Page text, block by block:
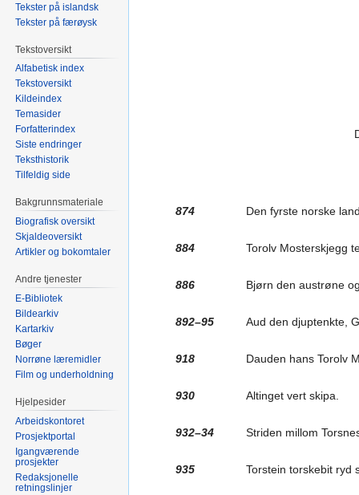
874 Den fyrste norske
884 Torolv Mosterskjegg
886 Bjørn den austrøne
892–95 Aud den djuptenkte,
918 Dauden hans Torolv
930 Altinget vert skipa.
932–34 Striden millom
935 Torstein torskebit ryd
Tekster på islandsk
Tekster på færøysk
Tekstoversikt
Alfabetisk index
Tekstoversikt
Kildeindex
Temasider
Forfatterindex
Siste endringer
Teksthistorik
Tilfeldig side
Bakgrunnsmateriale
Biografisk oversikt
Skjaldeoversikt
Artikler og bokomtaler
Andre tjenester
E-Bibliotek
Bildearkiv
Kartarkiv
Bøger
Norrøne læremidler
Film og underholdning
Hjelpesider
Arbeidskontoret
Prosjektportal
Igangværende
prosjekter
Redaksjonelle
retningslinjer